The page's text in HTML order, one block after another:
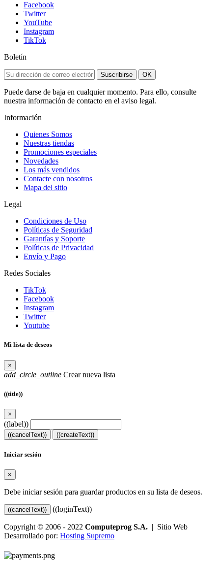
Facebook
Twitter
YouTube
Instagram
TikTok
Boletín
Suscribirse OK
Puede darse de baja en cualquier momento. Para ello, consulte
nuestra información de contacto en el aviso legal.
Información
Quienes Somos
Nuestras tiendas
Promociones especiales
Novedades
Los más vendidos
Contacte con nosotros
Mapa del sitio
Legal
Condiciones de Uso
Políticas de Seguridad
Garantías y Soporte
Políticas de Privacidad
Envío y Pago
Redes Sociales
TikTok
Facebook
Instagram
Twitter
Youtube
Mi lista de deseos
×
add_circle_outline Crear nueva lista
((title))
×
((label))
((cancelText)) ((createText))
Iniciar sesión
×
Debe iniciar sesión para guardar productos en su lista de deseos.
((cancelText)) ((loginText))
Copyright © 2006 - 2022 Computeprog S.A. | Sitio Web
Desarrollado por: Hosting Supremo